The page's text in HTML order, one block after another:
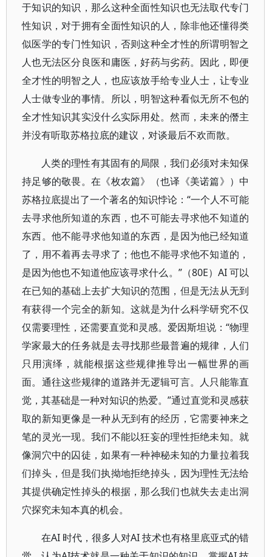
于知识的知识，那么这种全面性知识也无法取代专门
性知识，对于拥有全面性知识的人，除非他还懂得类
似医学的专门性知识，否则这种全才性的所谓明智之
人也无法区分良医和庸医，好药与劣药。因此，即便
全才性的明智之人，也应该放手给专业人士，让专业
人士做专业的事情。所以，明智这种看似无所不包的
全才性知识其实没什么实际用处。然而，未来的僭主
并没有听取苏格拉底的建议，对谈最后不欢而散。
人类的理性有其固有的局限，我们必须对未知保
持足够的敬畏。在《枚农篇》（也译《美诺篇》）中
苏格拉底提出了一个著名的知识悖论：“一个人不可能
去寻求他所知道的东西，也不可能去寻求他不知道的
东西。他不能寻求他知道的东西，是因为他已经知道
了，用不着再去寻求了；他也不能寻求他不知道的，
是因为他也不知道他应该寻求什么。”（80E）AI 可以
在已知的基础上去扩大知识的范围，但是无法从无到
有获得一个完全的新知。这就是为什么科学研究不仅
仅需要理性，还需要直觉和灵感。爱因斯坦说：“物理
学家最大的任务就是去寻找那些最普遍的规律，人们
只用演绎，就能根据这些规律推导出一幅世界的画
面。通往这些规律的道路并无逻辑可言。人只能靠直
觉，其基础是一种对知识的热爱。”通过直觉和灵感获
取的新知更像是一种从无到有的经历，它需要神来之
笔的灵光一现。我们不能以狂妄的理性拒绝未知。就
像洞穴中的囚徒，如果有一种神秘未知的力量拉着我
们掉头，但是我们执拗地拒绝掉头，因为理性无法给
其提供确定性掉头的根据，那么我们也就失去走出洞
穴探究未知本真的机会。
在AI 时代，很多人对AI 技术也有格里底亚式的错